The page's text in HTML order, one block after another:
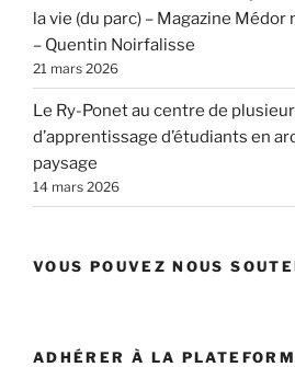
la vie (du parc) – Magazine
– Quentin Noirfalisse
21 mars 2026
Le Ry-Ponet au centre de
d’apprentissage d’étudiants en
paysage
14 mars 2026
VOUS POUVEZ NOUS
ADHÉRER À LA